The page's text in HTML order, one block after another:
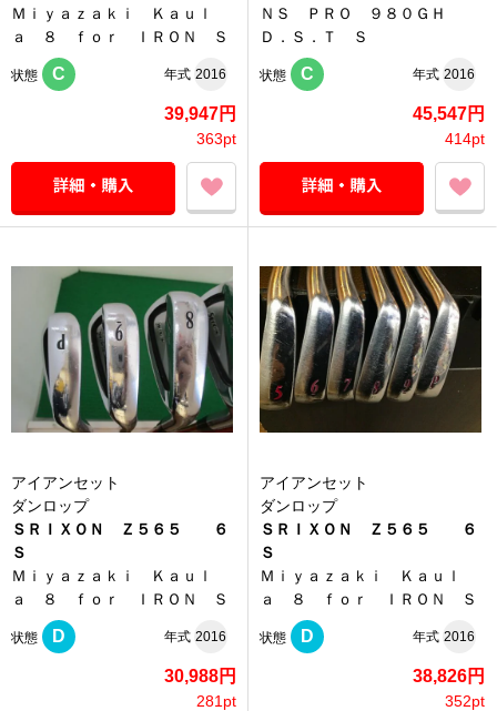
Ｍｉｙａｚａｋｉ Ｋａｕｌ
ａ ８ ｆｏｒ ＩＲＯＮ Ｓ
状態 C 年式 2016
39,947円
363pt
ＮＳ ＰＲＯ ９８０ＧＨ
Ｄ．Ｓ．Ｔ Ｓ
状態 C 年式 2016
45,547円
414pt
アイアンセット
ダンロップ
ＳＲＩＸＯＮ Ｚ５６５ ６
Ｓ
Ｍｉｙａｚａｋｉ Ｋａｕｌ
ａ ８ ｆｏｒ ＩＲＯＮ Ｓ
状態 D 年式 2016
30,988円
281pt
アイアンセット
ダンロップ
ＳＲＩＸＯＮ Ｚ５６５ ６
Ｓ
Ｍｉｙａｚａｋｉ Ｋａｕｌ
ａ ８ ｆｏｒ ＩＲＯＮ Ｓ
状態 D 年式 2016
38,826円
352pt